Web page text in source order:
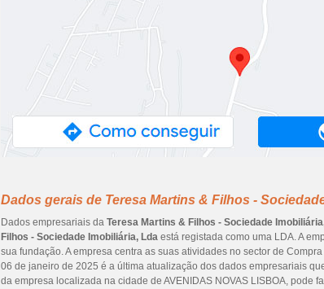
Dados gerais de Teresa Martins & Filhos -
Dados empresariais da Teresa Martins & Filhos - Sociedade
Filhos - Sociedade Imobiliária, Lda está registada como uma LDA. A
sua fundação. A empresa centra as suas atividades no sector de
06 de janeiro de 2025 é a última atualização dos dados empresariais
da empresa localizada na cidade de AVENIDAS NOVAS LISBOA, pode